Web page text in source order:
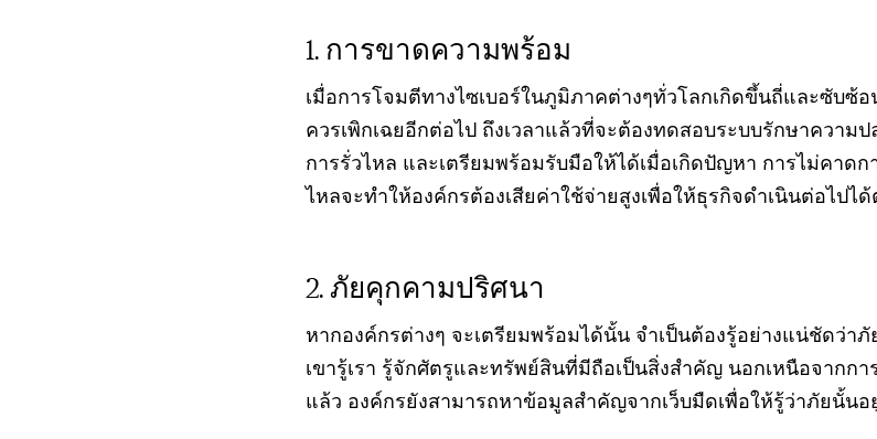
การขาดความพร้อม
เมื่อการโจมตีทางไซเบอร์ในภูมิภาคต่างๆทั่วโลกเกิดขึ้นถี่และซับซ้
ควรเพิกเฉยอีกต่อไป ถึงเวลาแล้วที่จะต้องทดสอบระบบรักษาความ
การรั่วไหล และเตรียมพร้อมรับมือให้ได้เมื่อเกิดปัญหา การไม่คาด
ไหลจะทำให้องค์กรต้องเสียค่าใช้จ่ายสูงเพื่อให้ธุรกิจดำเนินต่อไปได้
ภัยคุกคามปริศนา
หากองค์กรต่างๆ จะเตรียมพร้อมได้นั้น จำเป็นต้องรู้อย่างแน่ชัดว่า
เขารู้เรา รู้จักศัตรูและทรัพย์สินที่มีถือเป็นสิ่งสำคัญ นอกเหนือจากก
แล้ว องค์กรยังสามารถหาข้อมูลสำคัญจากเว็บมืดเพื่อให้รู้ว่าภัยนั้นอ